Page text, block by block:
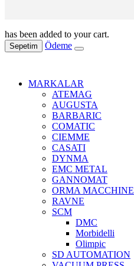
has been added to your cart.
Sepetim Ödeme
MARKALAR
ATEMAG
AUGUSTA
BARBARIC
COMATIC
CIEMME
CASATI
DYNMA
EMC METAL
GANNOMAT
ORMA MACCHINE
RAVNE
SCM
DMC
Morbidelli
Olimpic
SD AUTOMATION